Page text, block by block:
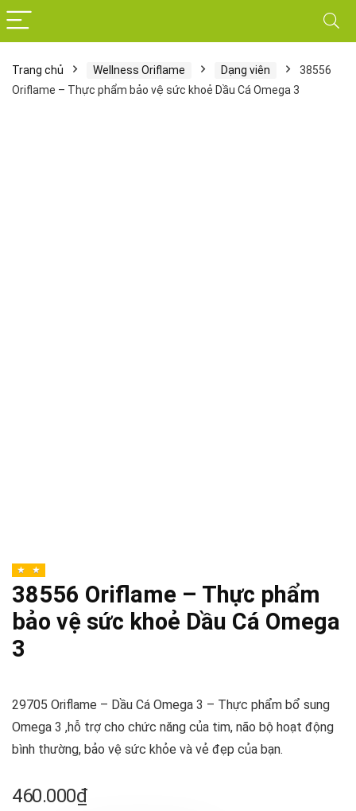
Trang chủ Wellness Oriflame Dạng viên
38556
Oriflame – Thực phẩm bảo vệ sức khoẻ Dầu Cá Omega 3
38556 Oriflame – Thực phẩm
bảo vệ sức khoẻ Dầu Cá Omega
3
29705 Oriflame – Dầu Cá Omega 3 – Thực phẩm bổ sung
Omega 3 ,hỗ trợ cho chức năng của tim, não bộ hoạt động
bình thường, bảo vệ sức khỏe và vẻ đẹp của bạn.
460.000₫